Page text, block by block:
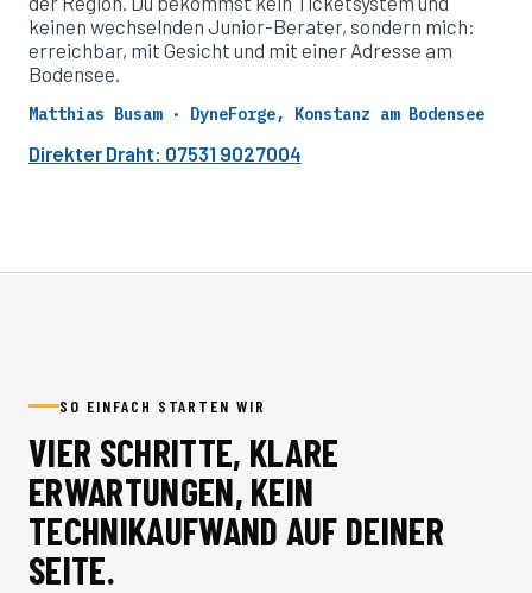
keinen wechselnden Junior-Berater, sondern mich:
erreichbar, mit Gesicht und mit einer Adresse am
Bodensee.
Matthias Busam · DyneForge, Konstanz am Bodensee
Direkter Draht: 07531 9027004
SO EINFACH STARTEN WIR
VIER SCHRITTE, KLARE
ERWARTUNGEN, KEIN
TECHNIKAUFWAND AUF DEINER
SEITE.